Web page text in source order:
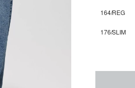
164/REG
176/SLIM